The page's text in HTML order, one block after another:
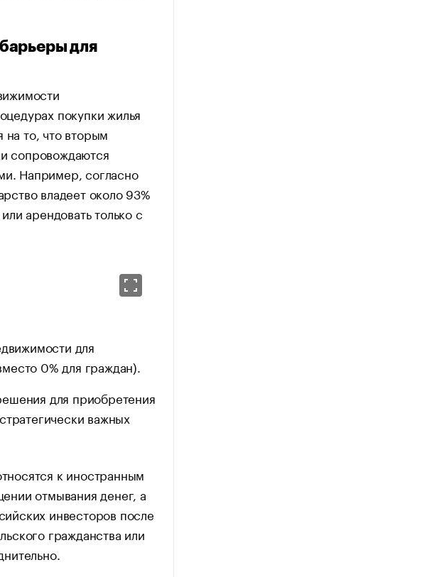
для
покупки жилья
то, что вторым
сопровождаются
Например, согласно
владеет около 93%
арендовать только с
для
0% для граждан).
для приобретения
важных
к иностранным
отмывания денег, а
инвесторов после
гражданства или